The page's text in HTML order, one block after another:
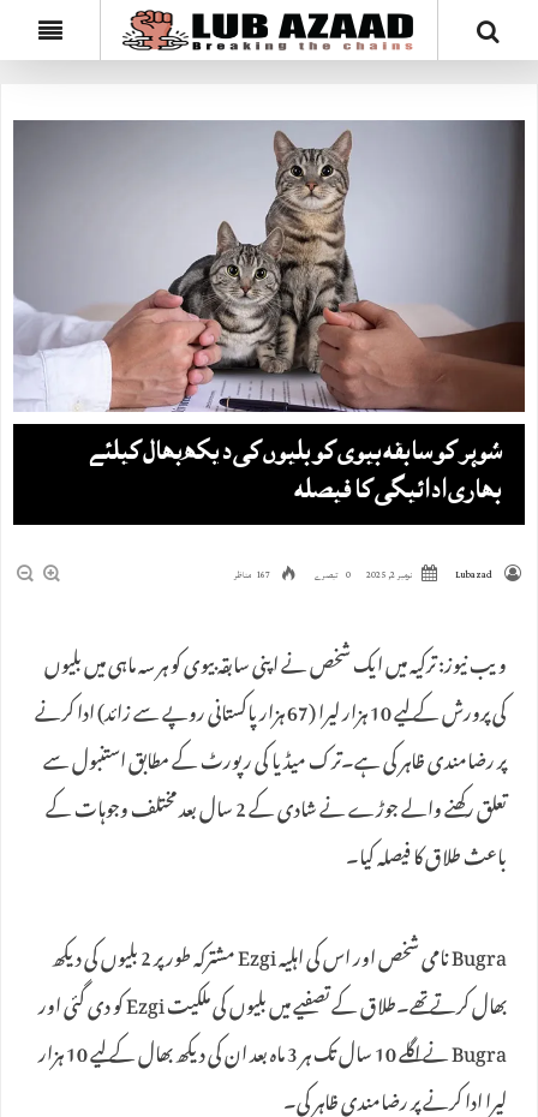
شوہر کو سابقہ بیوی کو بلیوں کی دیکھ بھال کیلئے
بھاری ادائیگی کا فیصلہ
Lubazad نومبر 2, 2025 0 تبصرے 167 مناظر
ویب نیوز: ترکیہ میں ایک شخص نے اپنی سابقہ بیوی کو ہر سہ ماہی میں بلیوں
کی پرورش کے لیے 10 ہزار لیرا (67 ہزار پاکستانی روپے سے زائد) ادا کرنے
پر رضامندی ظاہر کی ہے۔ترک میڈیا کی رپورٹ کے مطابق استنبول سے
تعلق رکھنے والے جوڑے نے شادی کے 2 سال بعد مختلف وجوہات کے
باعث طلاق کا فیصلہ کیا۔
Bugra نامی شخص اور اس کی اہلیہ Ezgi مشترکہ طور پر 2 بلیوں کی دیکھ
بھال کرتے تھے۔طلاق کے تصفیے میں بلیوں کی ملکیت Ezgi کو دی گئی اور
Bugra نے اگلے 10 سال تک ہر 3 ماہ بعد ان کی دیکھ بھال کے لیے 10 ہزار